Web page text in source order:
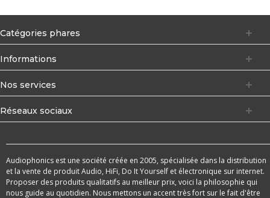
Catégories phares
Informations
Nos services
Réseaux sociaux
Audiophonics est une société créée en 2005, spécialisée dans la distribution
et la vente de produit Audio, HiFi, Do It Yourself et électronique sur internet.
Proposer des produits qualitatifs au meilleur prix, voici la philosophie qui
nous guide au quotidien. Nous mettons un accent très fort sur le fait d'être